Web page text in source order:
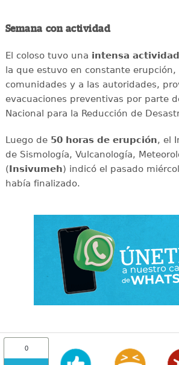
Semana con actividad
El coloso tuvo una intensa actividad
la que estuvo en constante erupción,
comunidades y a las autoridades,
evacuaciones preventivas por parte
Nacional para la Reducción de
Luego de 50 horas de erupción, el
de Sismología, Vulcanología,
(Insivumeh) indicó el pasado
había finalizado.
0